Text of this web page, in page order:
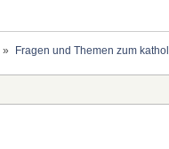
» Fragen und Themen zum